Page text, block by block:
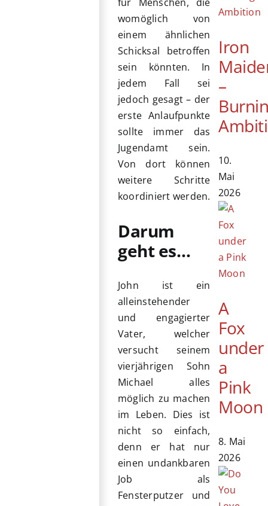
für Menschen, die
womöglich von
einem ähnlichen
Schicksal betroffen
sein könnten. In
jedem Fall sei
jedoch gesagt – der
erste Anlaufpunkte
sollte immer das
Jugendamt sein.
Von dort können
weitere Schritte
koordiniert werden.
Darum
geht es…
John ist ein
alleinstehender
und engagierter
Vater, welcher
versucht seinem
vierjährigen Sohn
Michael alles
möglich zu machen
im Leben. Dies ist
nicht so einfach,
denn er hat nur
einen undankbaren
Job als
Fensterputzer und
Iron
–
10.
Mai
2026
A
Fox
under
a
Pink
Moon
8. Mai
2026